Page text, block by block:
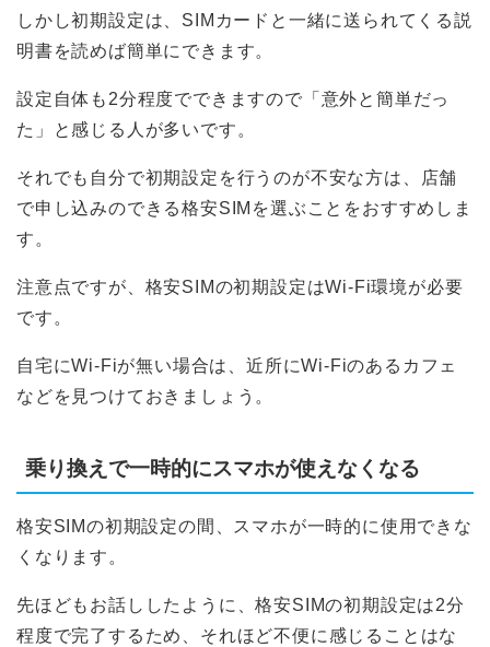
しかし初期設定は、SIMカードと一緒に送られてくる説
明書を読めば簡単にできます。
設定自体も2分程度でできますので「意外と簡単だっ
た」と感じる人が多いです。
それでも自分で初期設定を行うのが不安な方は、店舗
で申し込みのできる格安SIMを選ぶことをおすすめしま
す。
注意点ですが、格安SIMの初期設定はWi-Fi環境が必要
です。
自宅にWi-Fiが無い場合は、近所にWi-Fiのあるカフェ
などを見つけておきましょう。
乗り換えで一時的にスマホが使えなくなる
格安SIMの初期設定の間、スマホが一時的に使用できな
くなります。
先ほどもお話ししたように、格安SIMの初期設定は2分
程度で完了するため、それほど不便に感じることはな